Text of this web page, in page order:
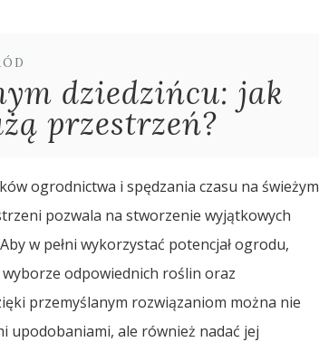
dziedzińcu: jak
przestrzeń?
ogrodnictwa i spędzania czasu na świeżym
pozwala na stworzenie wyjątkowych
w pełni wykorzystać potencjał ogrodu,
odpowiednich roślin oraz
przemyślanym rozwiązaniom można nie
upodobaniami, ale również nadać jej